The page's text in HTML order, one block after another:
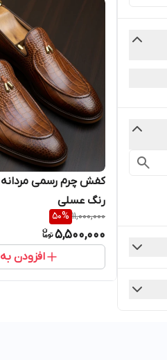
رنگ عسلی
11,000,000
50%
5,500,000
افزودن